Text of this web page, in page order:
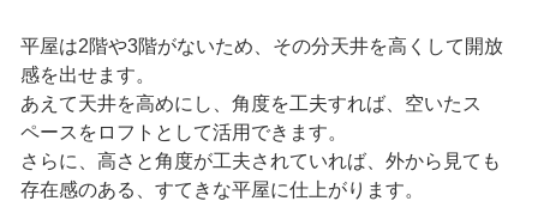
平屋は2階や3階がないため、その分天井を高くして開放
感を出せます。
あえて天井を高めにし、角度を工夫すれば、空いたス
ペースをロフトとして活用できます。
さらに、高さと角度が工夫されていれば、外から見ても
存在感のある、すてきな平屋に仕上がります。